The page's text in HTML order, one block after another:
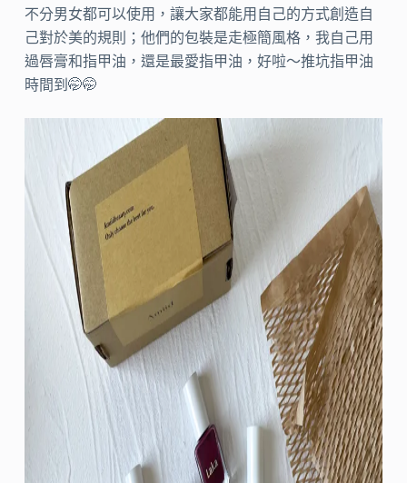
不分男女都可以使用，讓大家都能用自己的方式創造自
己對於美的規則；他們的包裝是走極簡風格，我自己用
過唇膏和指甲油，還是最愛指甲油，好啦～推坑指甲油
時間到🤭🤭